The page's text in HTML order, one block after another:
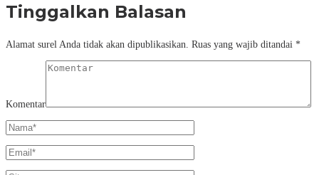
Tinggalkan Balasan
Alamat surel Anda tidak akan dipublikasikan. Ruas yang wajib ditandai *
Komentar